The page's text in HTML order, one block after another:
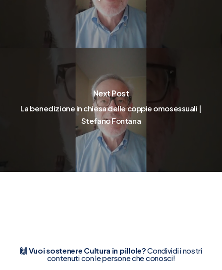
Next Post
La benedizione in chiesa delle coppie omosessuali |
Stefano Fontana
🙌 Vuoi sostenere Cultura in pillole?Condividi i nostri
contenuti con le persone che conosci!